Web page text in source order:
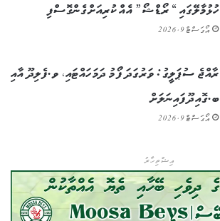
ހުޅުމާލޭގައި “ރޯޑްޝޯ” އެއް ކުރިއަށް ގެންގޮސްފި
އޯގަސްޓް 9, 2026
ރާއްޖެ ސުޕަލީގު: ވަރުގަދަ ފޯމު ދަމަހައްޓައި، ވ.ފެލިދޫ އާއި
ބ.ގޮއިދޫ ފައިނަލަށް
އޯގަސްޓް 9, 2026
އިޝްތިހާރު